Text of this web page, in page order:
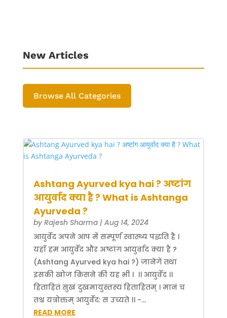
New Articles
Browse All Categories
Ashtang Ayurved kya hai ? अष्टांग
आयुर्वाद क्या है ? What is Ashtanga
Ayurveda ?
byRajesh Sharma| Aug 14, 2024
आयुर्वेद अपने आप में सम्पूर्ण स्वास्थ्य पद्धति है ।
यहाँ हम आयुर्वेद और अष्टांग आयुर्वाद क्या है ?
(Ashtang Ayurved kya hai ?) जानेगें तथा
इसकी खोज किसने की यह भी । ।। आयुर्वेद ।।
हिताहितं सुखं दुखमायुस्तस्य हिताहितम् । मानं च
तश्च यत्रोक्तम् आयुर्वेद: स उच्यते ।। -...
READ MORE